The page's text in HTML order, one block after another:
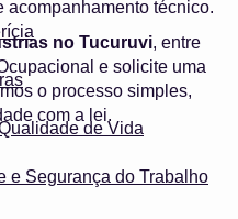
de Vida
e Segurança do Trabalho
acompanhamento técnico.
no Tucuruvi, entre
e solicite uma
o processo simples,
com a lei.